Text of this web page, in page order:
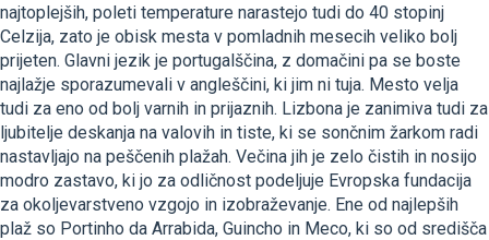
najtoplejših, poleti temperature narastejo tudi do 40 stopinj
Celzija, zato je obisk mesta v pomladnih mesecih veliko bolj
prijeten. Glavni jezik je portugalščina, z domačini pa se boste
najlažje sporazumevali v angleščini, ki jim ni tuja. Mesto velja
tudi za eno od bolj varnih in prijaznih. Lizbona je zanimiva tudi za
ljubitelje deskanja na valovih in tiste, ki se sončnim žarkom radi
nastavljajo na peščenih plažah. Večina jih je zelo čistih in nosijo
modro zastavo, ki jo za odličnost podeljuje Evropska fundacija
za okoljevarstveno vzgojo in izobraževanje. Ene od najlepših
plaž so Portinho da Arrabida, Guincho in Meco, ki so od središča